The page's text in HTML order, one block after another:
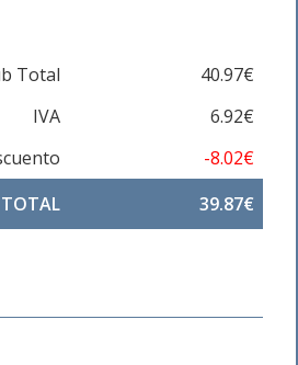
Total
40.97€
IVA
6.92€
-8.02€
39.87€